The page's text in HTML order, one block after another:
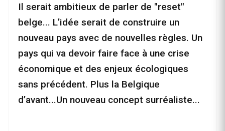
Il serait ambitieux de parler de "reset"
belge... L’idée serait de construire un
nouveau pays avec de nouvelles règles. Un
pays qui va devoir faire face à une crise
économique et des enjeux écologiques
sans précédent. Plus la Belgique
d’avant...Un nouveau concept surréaliste...